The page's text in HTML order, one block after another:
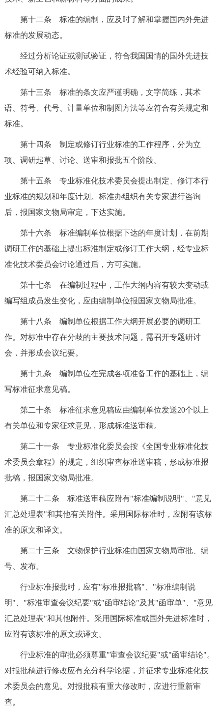
第十二条 标准的编制，应及时了解和掌握国内外先进
标准的发展动态。
经过分析论证或测试验证，符合我国国情的国外先进技
术经验可纳入标准。
第十三条 标准的条文应严谨明确，文字简练，其术
语、符号、代号、计量单位和制图方法等应符合有关规定和
标准。
第十四条 制定或修订行业标准的工作程序，分为立
项、调研起草、讨论、送审和报批五个阶段。
第十五条 专业标准化技术委员会提出制定、修订本行
业标准的规划和年度计划。标准办组织有关专家进行咨询
后，报国家文物局审定，下达实施。
第十六条 标准编制单位根据下达的年度计划，在前期
调研工作的基础上提出标准制定或修订工作大纲，经专业标
准化技术委员会讨论通过后，方可实施。
第十七条 在编制过程中，工作大纲内容有较大变动或
编写组成员发生变化，应由编制单位报国家文物局批准。
第十八条 编制单位根据工作大纲开展必要的调研工
作。对标准中存在分歧的主要技术问题，需召开专题研讨
会，并形成会议纪要。
第十九条 编制单位在完成各项准备工作的基础上，编
写标准征求意见稿。
第二十条 标准征求意见稿应由编制单位发送20个以上
有关单位和专家征求意见，形成标准送审稿。
第二十一条 专业标准化委员会按《全国专业标准化技
术委员会章程》的规定，组织审查标准送审稿，形成标准报
批稿，报国家文物局批准。
第二十二条 标准送审稿应附有"标准编制说明"、"意见
汇总处理表"和其他有关附件。采用国际标准时，应附有该标
准的原文和译文。
第二十三条 文物保护行业标准由国家文物局审批、编
号、发布。
行业标准报批时，应有"标准报批稿"、"标准编制说
明"、"标准审查会议纪要"或"函审结论"及其"函审单"、"意见
汇总处理表"和其他附件。采用国际标准或国外先进标准时，
应附有该标准的原文或译文。
行业标准的审批必须尊重"审查会议纪要"或"函审结论"。
对报批稿进行修改应有充分科学论据，并征求专业标准化技
术委员会的意见。对报批稿有重大修改时，应进行重新审
查。